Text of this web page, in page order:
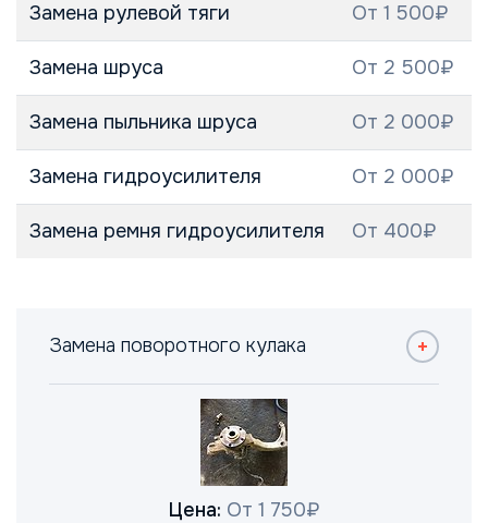
Замена рулевой тяги От 1 500₽
Замена шруса От 2 500₽
Замена пыльника шруса От 2 000₽
Замена гидроусилителя От 2 000₽
Замена ремня гидроусилителя От 400₽
Замена поворотного кулака
Цена: От 1 750₽